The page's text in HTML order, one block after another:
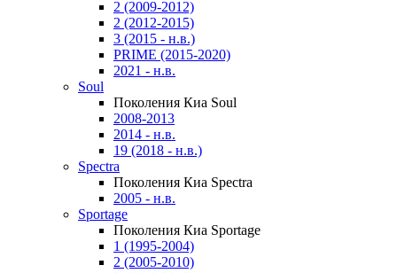
2 (2009-2012)
2 (2012-2015)
3 (2015 - н.в.)
PRIME (2015-2020)
2021 - н.в.
Soul
Поколения Киа Soul
2008-2013
2014 - н.в.
19 (2018 - н.в.)
Spectra
Поколения Киа Spectra
2005 - н.в.
Sportage
Поколения Киа Sportage
1 (1995-2004)
2 (2005-2010)